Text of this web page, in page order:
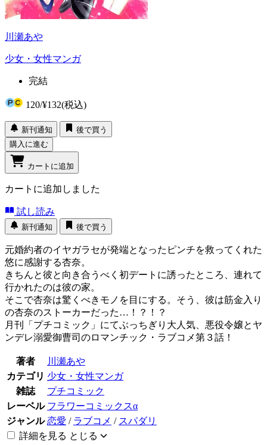
川瀬あや
少女・女性マンガ
完結
120/¥132(税込)
新刊通知
後で買う
購入に進む
カートに追加
カートに追加しました
試し読み
新刊通知 後で買う
元婚約者のイヤガラセが発端となったピンチを救ってくれた
悠に感謝する杏奈。
きちんと彼と向き合うべく初デートに誘ったところ、連れて
行かれたのは彼の家。
そこで杏奈は驚くべきモノを目にする。そう、彼は筋金入り
の杏奈のストーカーだった…！？！？
月刊「プチコミック」にてぶっちぎり大人気、悪役令嬢とヤ
ンデレ溺愛御曹司のロマンチック・ラブコメ第３話！
著者
川瀬あや
カテゴリ 少女・女性マンガ
雑誌
プチコミック
レーベル フラワーコミックスα
ジャンル 恋愛 / ラブコメ / スパダリ
詳細を見る とじる